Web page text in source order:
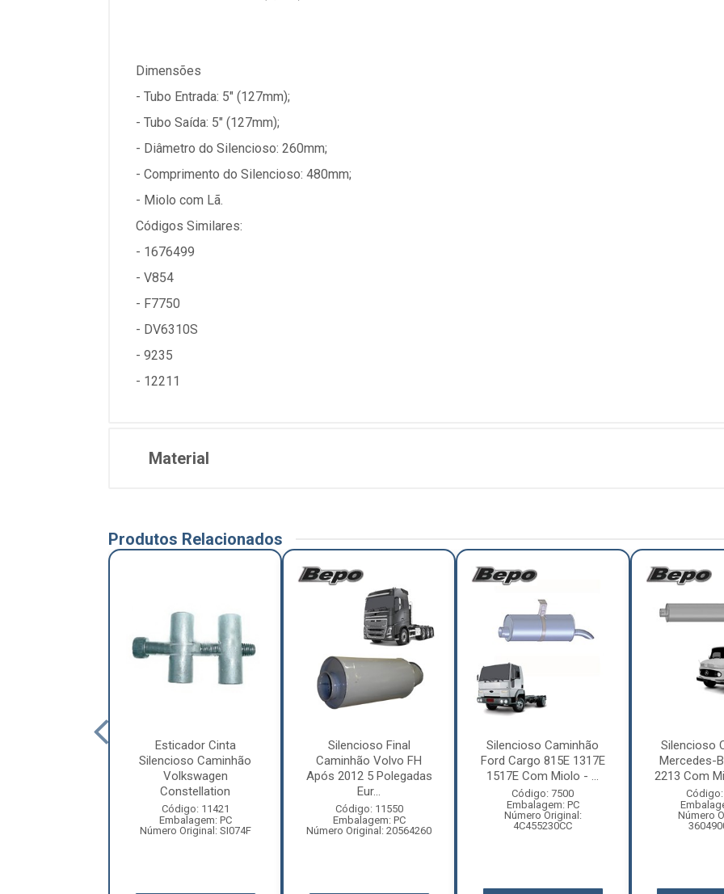
Dimensões
- Tubo Entrada: 5" (127mm);
- Tubo Saída: 5" (127mm);
- Diâmetro do Silencioso: 260mm;
- Comprimento do Silencioso: 480mm;
- Miolo com Lã.
Códigos Similares:
- 1676499
- V854
- F7750
- DV6310S
- 9235
- 12211
Material
Produtos Relacionados
Esticador Cinta
Silencioso Caminhão
Volkswagen
Constellation
Código: 11421
Embalagem: PC
Número Original: SI074F
Silencioso Final
Caminhão Volvo FH
Após 2012 5 Polegadas
Eur...
Código: 11550
Embalagem: PC
Número Original: 20564260
Silencioso Caminhão
Ford Cargo 815E 1317E
1517E Com Miolo - ...
Código: 7500
Embalagem: PC
Número Original:
4C455230CC
Silencioso
Mercedes-
2213 Com
Número